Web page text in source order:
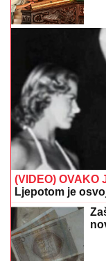
(VIDEO) OVAKO
Ljepotom je